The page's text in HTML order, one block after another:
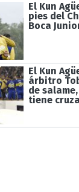
El Kun
pies del
Boca
El Kun
árbitro
de
tiene